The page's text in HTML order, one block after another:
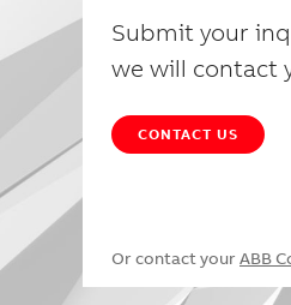
Submit your
we will contact
CONTACT US
Or contact your ABB